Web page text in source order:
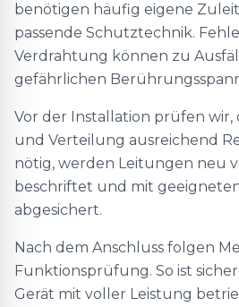
benötigen häufig eigene
passende Schutztechnik.
Verdrahtung können zu
gefährlichen
Vor der Installation prüfen wir,
und Verteilung ausreichend
nötig, werden Leitungen neu
beschriftet und mit
abgesichert.
Nach dem Anschluss folgen
Funktionsprüfung. So ist
Gerät mit voller Leistung